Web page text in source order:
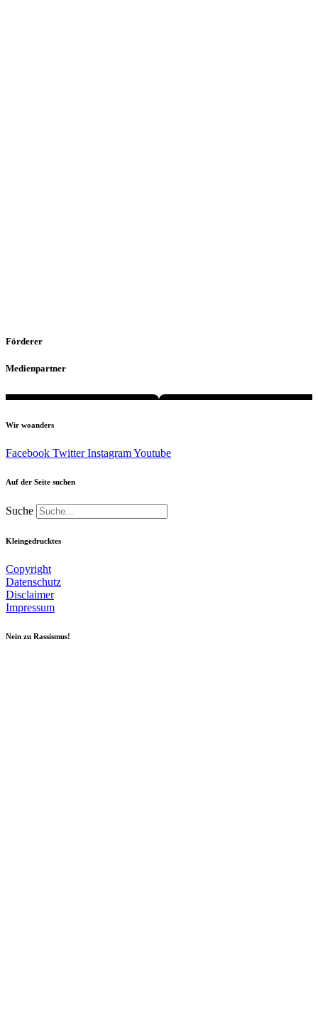
Förderer
Medienpartner
Wir woanders
Facebook Twitter InstagramYoutube
Auf der Seite suchen
Suche
Kleingedrucktes
Copyright
Datenschutz
Disclaimer
Impressum
Nein zu Rassismus!